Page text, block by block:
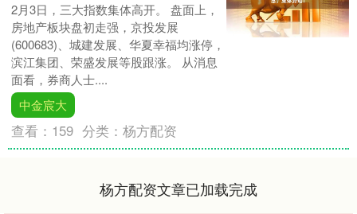
2月3日，三大指数集体高开。 盘面上，
房地产板块盘初走强，京投发展
(600683)、城建发展、华夏幸福均涨停，
滨江集团、荣盛发展等股跟涨。 从消息
面看，券商人士....
中金宸大
查看： 159 分类：杨方配资
杨方配资文章已加载完成